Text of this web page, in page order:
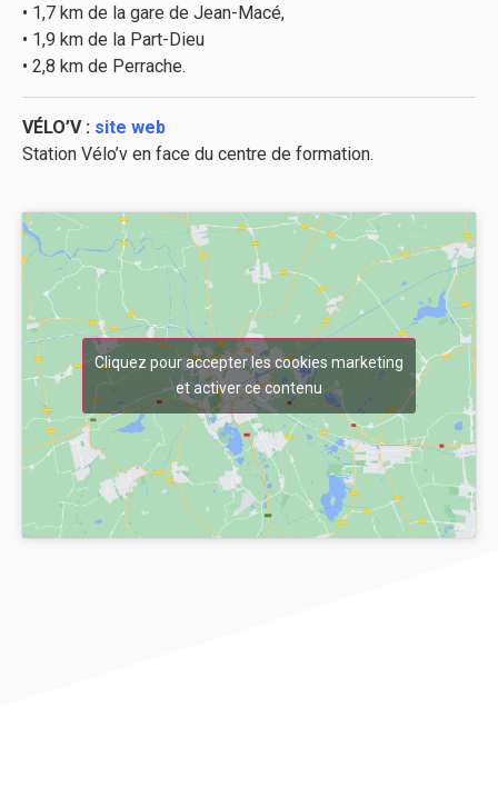
• 1,7 km de la gare de Jean-Macé,
• 1,9 km de la Part-Dieu
• 2,8 km de Perrache.
VÉLO’V : site web
Station Vélo’v en face du centre de formation.
Cliquez pour accepter les cookies marketing
et activer ce contenu